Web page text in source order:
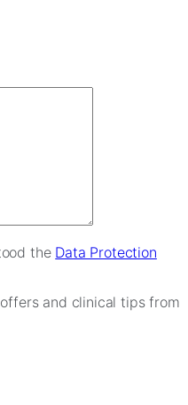
the Data Protection
and clinical tips from